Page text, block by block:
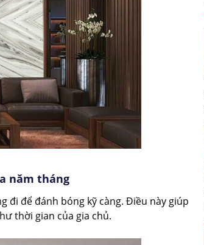
năm tháng
đi để đánh bóng kỹ càng. Điều này giúp
thời gian của gia chủ.